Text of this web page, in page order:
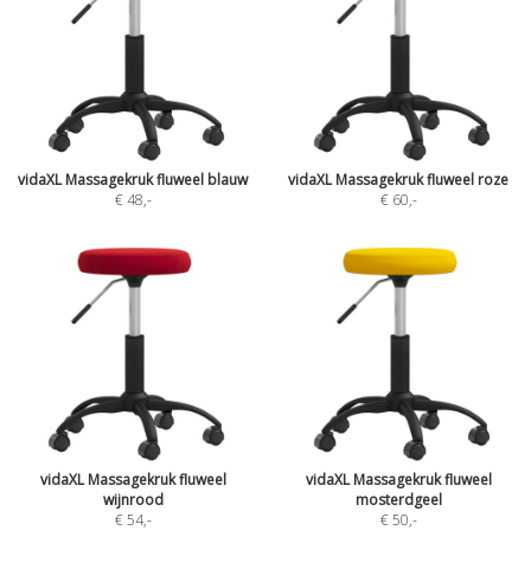
vidaXL Massagekruk fluweel blauw
€ 48,-
vidaXL Massagekruk fluweel roze
€ 60,-
vidaXL Massagekruk fluweel
wijnrood
€ 54,-
vidaXL Massagekruk fluweel
mosterdgeel
€ 50,-